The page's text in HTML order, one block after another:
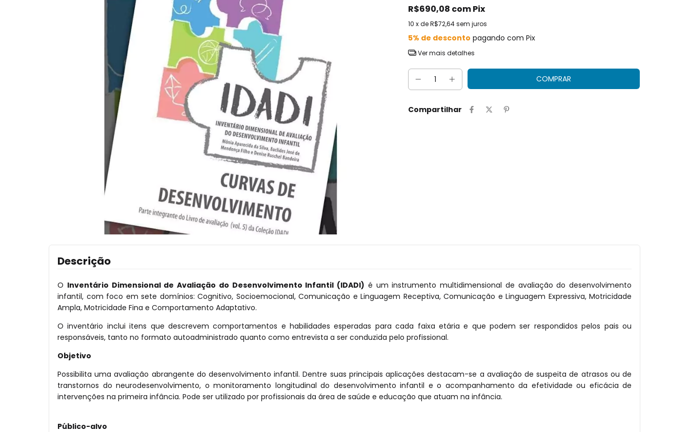
R$690,08 comPix
10 x deR$72,64sem juros
5% de desconto pagando com Pix
Ver mais detalhes
Compartilhar
Descrição
O Inventário Dimensional de Avaliação do Desenvolvimento Infantil (IDADI) é um instrumento multidimensional de avaliação do desenvolvimento
infantil, com foco em sete domínios: Cognitivo, Socioemocional, Comunicação e Linguagem Receptiva, Comunicação e Linguagem Expressiva, Motricidade
Ampla, Motricidade Fina e Comportamento Adaptativo.
O inventário inclui itens que descrevem comportamentos e habilidades esperadas para cada faixa etária e que podem ser respondidos pelos pais ou
responsáveis, tanto no formato autoadministrado quanto como entrevista a ser conduzida pelo profissional.
Objetivo
Possibilita uma avaliação abrangente do desenvolvimento infantil. Dentre suas principais aplicações destacam-se a avaliação de suspeita de atrasos ou de
transtornos do neurodesenvolvimento, o monitoramento longitudinal do desenvolvimento infantil e o acompanhamento da efetividade ou eficácia de
intervenções na primeira infância. Pode ser utilizado por profissionais da área de saúde e educação que atuam na infância.
Público-alvo